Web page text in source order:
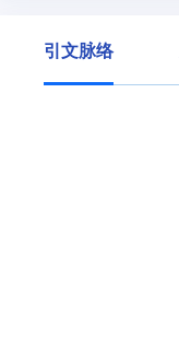
引文脉络